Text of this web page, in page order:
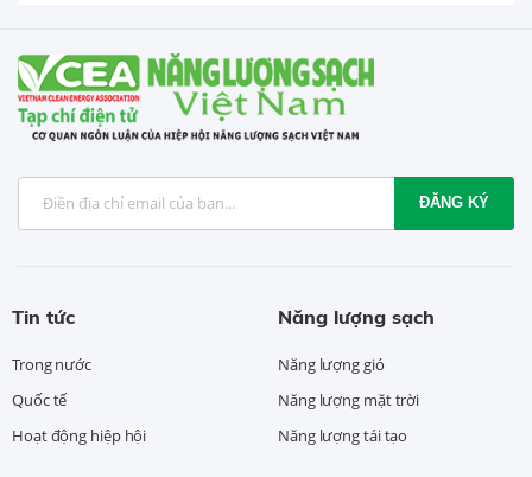
ĐĂNG KÝ
Tin tức
Trong nước
Quốc tế
Hoạt động hiệp hội
Năng lượng sạch
Năng lượng gió
Năng lượng mặt trời
Năng lượng tái tạo